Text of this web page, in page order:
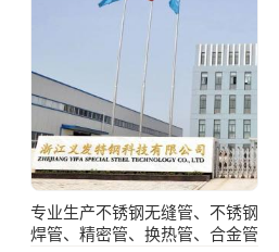
专业生产不锈钢无缝管、不锈钢
焊管、精密管、换热管、合金管